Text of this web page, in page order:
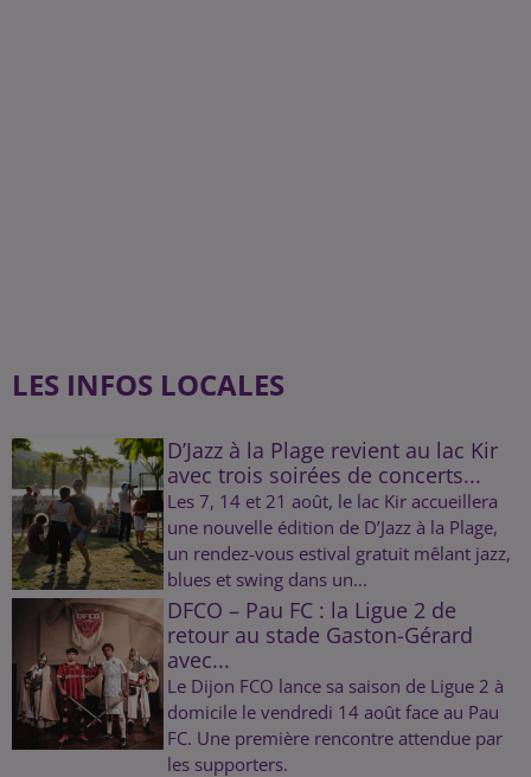
LES INFOS LOCALES
D’Jazz à la Plage revient au lac Kir
avec trois soirées de concerts...
Les 7, 14 et 21 août, le lac Kir accueillera
une nouvelle édition de D’Jazz à la Plage,
un rendez-vous estival gratuit mêlant jazz,
blues et swing dans un...
DFCO – Pau FC : la Ligue 2 de
retour au stade Gaston-Gérard
avec...
Le Dijon FCO lance sa saison de Ligue 2 à
domicile le vendredi 14 août face au Pau
FC. Une première rencontre attendue par
les supporters.